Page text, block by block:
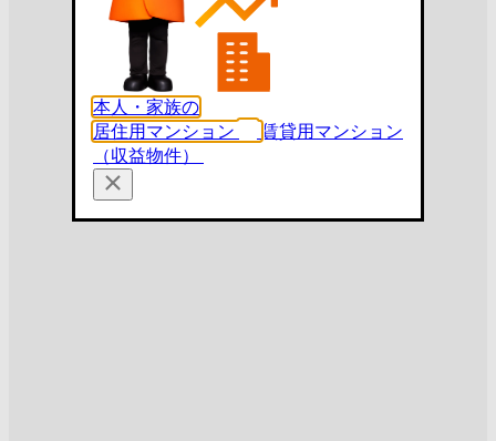
本人・家族の
居住用マンション
賃貸用マンション
（収益物件）